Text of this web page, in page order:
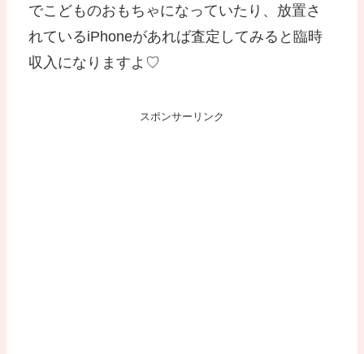
でこどものおもちゃになっていたり、放置さ
れているiPhoneがあれば査定してみると臨時
収入になりますよ♡
スポンサーリンク